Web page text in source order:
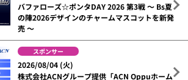
バファローズ☆ポンタDAY 2026 第3戦 ～ Bs夏
の陣2026デザインのチャームマスコットを新発
売 ～
スポンサー
2026/08/04 (火)
株式会社ACNグループ提供「ACN Oppuホーム